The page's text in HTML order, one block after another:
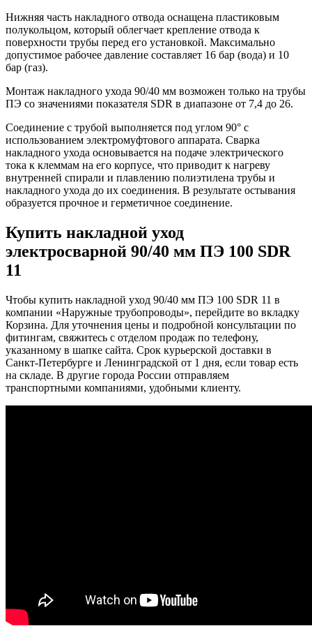
Нижняя часть накладного отвода оснащена пластиковым
полукольцом, который облегчает крепление отвода к
поверхности трубы перед его установкой. Максимально
допустимое рабочее давление составляет 16 бар (вода) и 10
бар (газ).
Монтаж накладного ухода 90/40 мм возможен только на трубы
ПЭ со значениями показателя SDR в диапазоне от 7,4 до 26.
Соединение с трубой выполняется под углом 90° с
использованием электромуфтового аппарата. Сварка
накладного ухода основывается на подаче электрического
тока к клеммам на его корпусе, что приводит к нагреву
внутренней спирали и плавлению полиэтилена трубы и
накладного ухода до их соединения. В результате остывания
образуется прочное и герметичное соединение.
Купить накладной уход
электросварной 90/40 мм ПЭ 100 SDR
11
Чтобы купить накладной уход 90/40 мм ПЭ 100 SDR 11 в
компании «Наружные трубопроводы», перейдите во вкладку
Корзина. Для уточнения цены и подробной консультации по
фитингам, свяжитесь с отделом продаж по телефону,
указанному в шапке сайта. Срок курьерской доставки в
Санкт-Петербурге и Ленинградской от 1 дня, если товар есть
на складе. В другие города России отправляем
транспортными компаниями, удобными клиенту.